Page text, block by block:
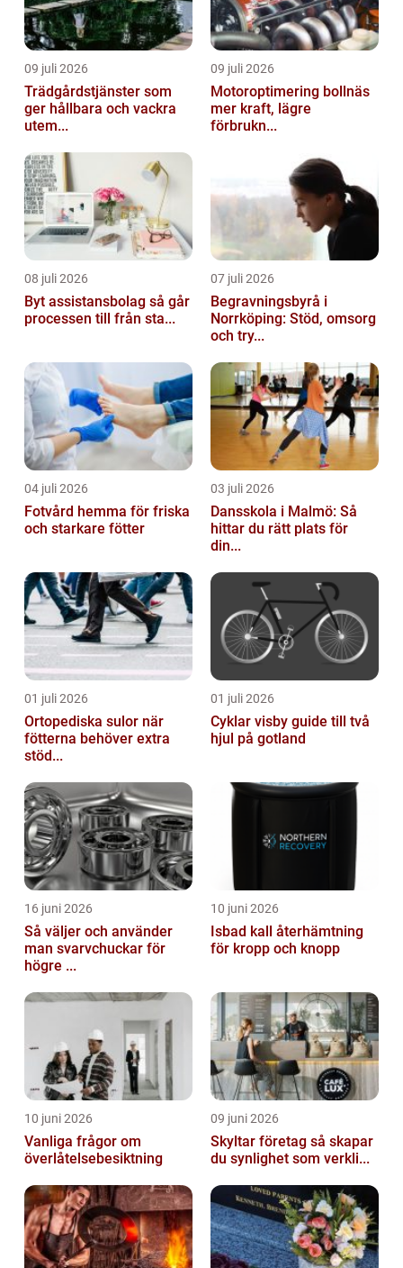
09 juli 2026
Trädgårdstjänster som
ger hållbara och vackra
utem...
09 juli 2026
Motoroptimering bollnäs
mer kraft, lägre
förbrukn...
08 juli 2026
Byt assistansbolag så går
processen till från sta...
07 juli 2026
Begravningsbyrå i
Norrköping: Stöd, omsorg
och try...
04 juli 2026
Fotvård hemma för friska
och starkare fötter
03 juli 2026
Dansskola i Malmö: Så
hittar du rätt plats för
din...
01 juli 2026
Ortopediska sulor när
fötterna behöver extra
stöd...
01 juli 2026
Cyklar visby guide till två
hjul på gotland
16 juni 2026
Så väljer och använder
man svarvchuckar för
högre ...
10 juni 2026
Isbad kall återhämtning
för kropp och knopp
10 juni 2026
Vanliga frågor om
överlåtelsebesiktning
09 juni 2026
Skyltar företag så skapar
du synlighet som verkli...